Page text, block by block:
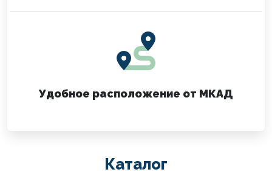
Удобное расположение от МКАД
Каталог